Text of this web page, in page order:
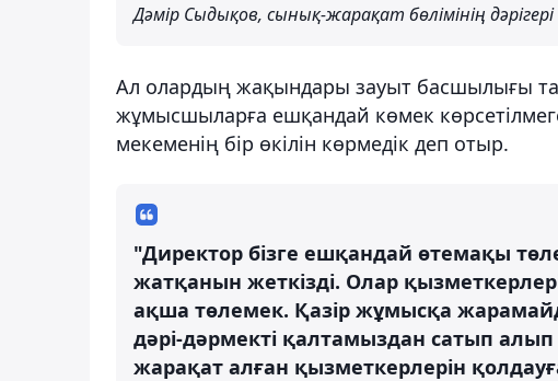
Дәмір Сыдықов, сынық-жарақат бөлімінің дәрігері
Ал олардың жақындары зауыт басшылығы
жұмысшыларға ешқандай көмек
мекеменің бір өкілін көрмедік деп отыр.
"Директор бізге ешқандай өтемақы
жатқанын жеткізді. Олар
ақша төлемек. Қазір жұмысқа
дәрі-дәрмекті қалтамыздан сатып
жарақат алған қызметкерлерін